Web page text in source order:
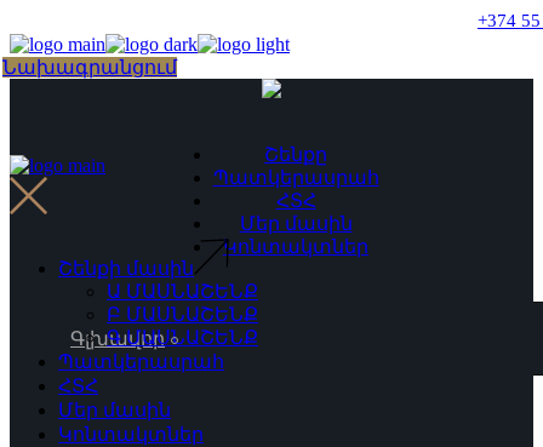
to
the
content
+374
Choose
Նախագրանցում
Շենքը
Պատկերասրահ
ՀՏՀ
Մեր մասին
Կոնտակտներ
Գլխավոր
Շենքի մասին
Ա ՄԱՍՆԱՇԵՆՔ
Բ ՄԱՍՆԱՇԵՆՔ
Գ ՄԱՍՆԱՇԵՆՔ
Պատկերասրահ
ՀՏՀ
Մեր մասին
Կոնտակտներ